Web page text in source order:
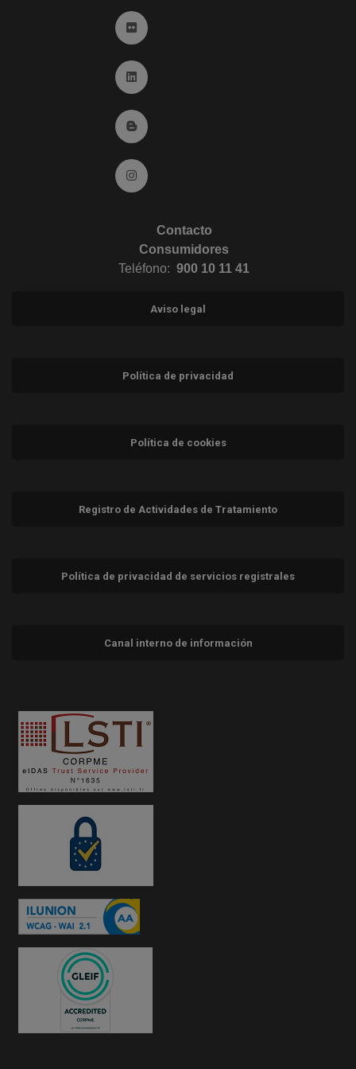
Ir a Flickr (abre en ventana nueva)
Ir a Linkedin (abre en ventana nueva)
Ir al Blog (abre en ventana nueva)
Ir a Instagram (abre en ventana nueva)
Contacto
Consumidores
Teléfono: 900 10 11 41
Aviso legal
Política de privacidad
Política de cookies
Registro de Actividades de Tratamiento
Política de privacidad de servicios registrales
Canal interno de información